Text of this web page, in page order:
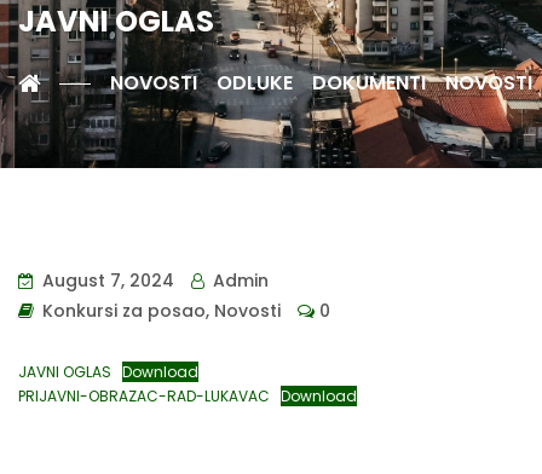
JAVNI OGLAS
NOVOSTI ODLUKE DOKUMENTI NOVOSTI
August 7, 2024
Admin
Konkursi za posao, Novosti 0
JAVNI OGLAS Download
PRIJAVNI-OBRAZAC-RAD-LUKAVAC Download